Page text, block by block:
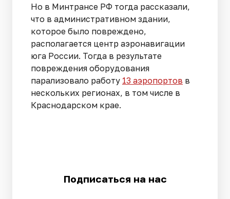
Но в Минтрансе РФ тогда рассказали,
что в административном здании,
которое было повреждено,
располагается центр аэронавигации
юга России. Тогда в результате
повреждения оборудования
парализовало работу 13 аэропортов в
нескольких регионах, в том числе в
Краснодарском крае.
Подписаться на нас